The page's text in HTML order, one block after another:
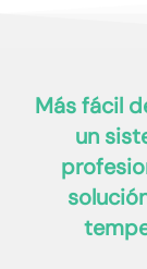
Más fácil
un